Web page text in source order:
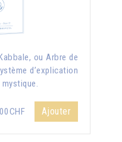
ou Arbre de
d’explication
Ajouter